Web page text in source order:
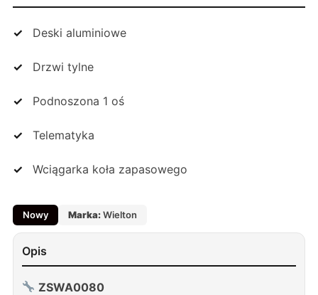
Deski aluminiowe
Drzwi tylne
Podnoszona 1 oś
Telematyka
Wciągarka koła zapasowego
Nowy Marka:Wielton
Opis
ZSWA0080